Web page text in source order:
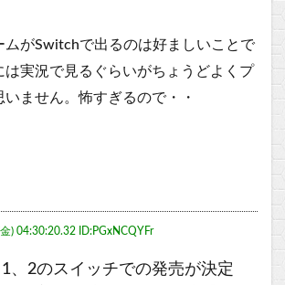
ムがSwitchで出るのは好ましいことで
は実況で見るぐらいがちょうどよくプ
いません。怖すぎるので・・
) 04:30:20.32 ID:PGxNCQYFr
、2のスイッチでの発売が決定